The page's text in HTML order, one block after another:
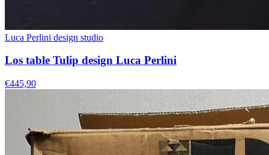
Luca Perlini design studio
Los table Tulip design Luca Perlini
€445,90